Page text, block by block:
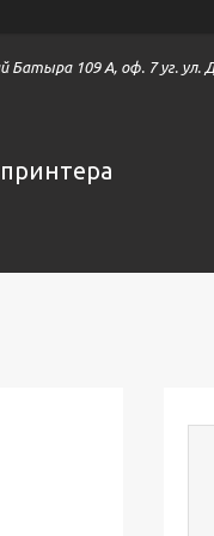
Батыра 109 А, оф. 7 уг. ул.